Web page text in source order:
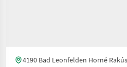
4190 Bad Leonfelden Horné